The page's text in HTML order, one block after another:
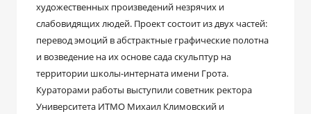
художественных произведений незрячих и
слабовидящих людей. Проект состоит из двух частей:
перевод эмоций в абстрактные графические полотна
и возведение на их основе сада скульптур на
территории школы-интерната имени Грота.
Кураторами работы выступили советник ректора
Университета ИТМО Михаил Климовский и